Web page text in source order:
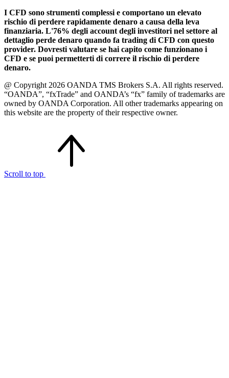
I CFD sono strumenti complessi e comportano un elevato
rischio di perdere rapidamente denaro a causa della leva
finanziaria. L'76% degli account degli investitori nel settore al
dettaglio perde denaro quando fa trading di CFD con questo
provider. Dovresti valutare se hai capito come funzionano i
CFD e se puoi permetterti di correre il rischio di perdere
denaro.
@ Copyright 2026 OANDA TMS Brokers S.A. All rights reserved.
“OANDA”, “fxTrade” and OANDA’s “fx” family of trademarks are
owned by OANDA Corporation. All other trademarks appearing on
this website are the property of their respective owner.
Scroll to top